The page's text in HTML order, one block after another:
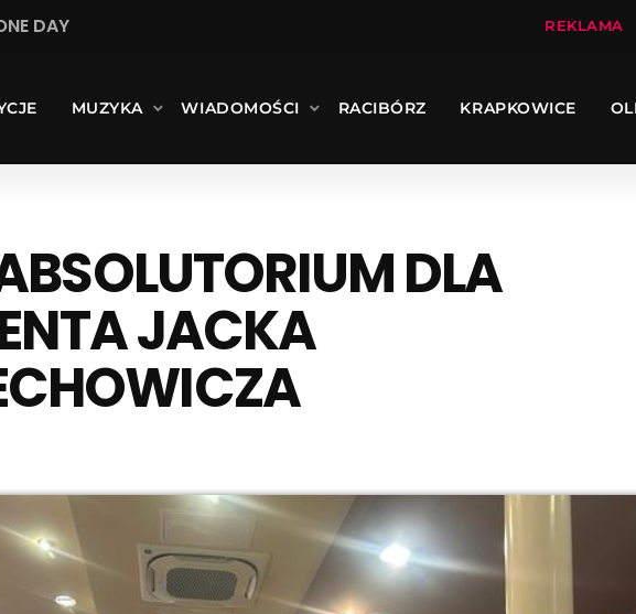
DAY REKLAMA
MUZYKA WIADOMOŚCI RACIBÓRZ KRAPKOWICE
DLA
JACKA